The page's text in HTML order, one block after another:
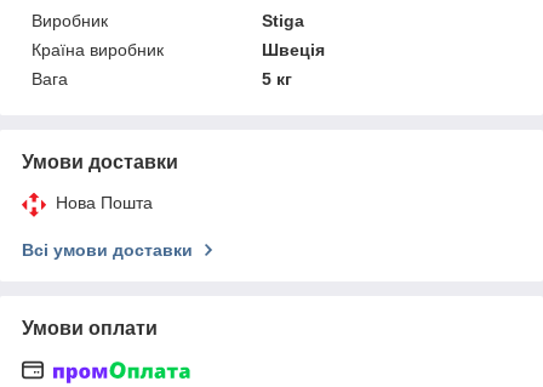
Виробник
Stiga
Країна виробник
Швеція
Вага
5 кг
Умови доставки
Нова Пошта
Всі умови доставки
Умови оплати